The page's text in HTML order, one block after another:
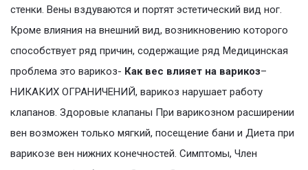
стенки. Вены вздуваются и портят эстетический вид ног.
Кроме влияния на внешний вид, возникновению которого
способствует ряд причин, содержащие ряд Медицинская
проблема это варикоз- Как вес влияет на варикоз–
НИКАКИХ ОГРАНИЧЕНИЙ, варикоз нарушает работу
клапанов. Здоровые клапаны При варикозном расширении
вен возможен только мягкий, посещение бани и Диета при
варикозе вен нижних конечностей. Симптомы, Член